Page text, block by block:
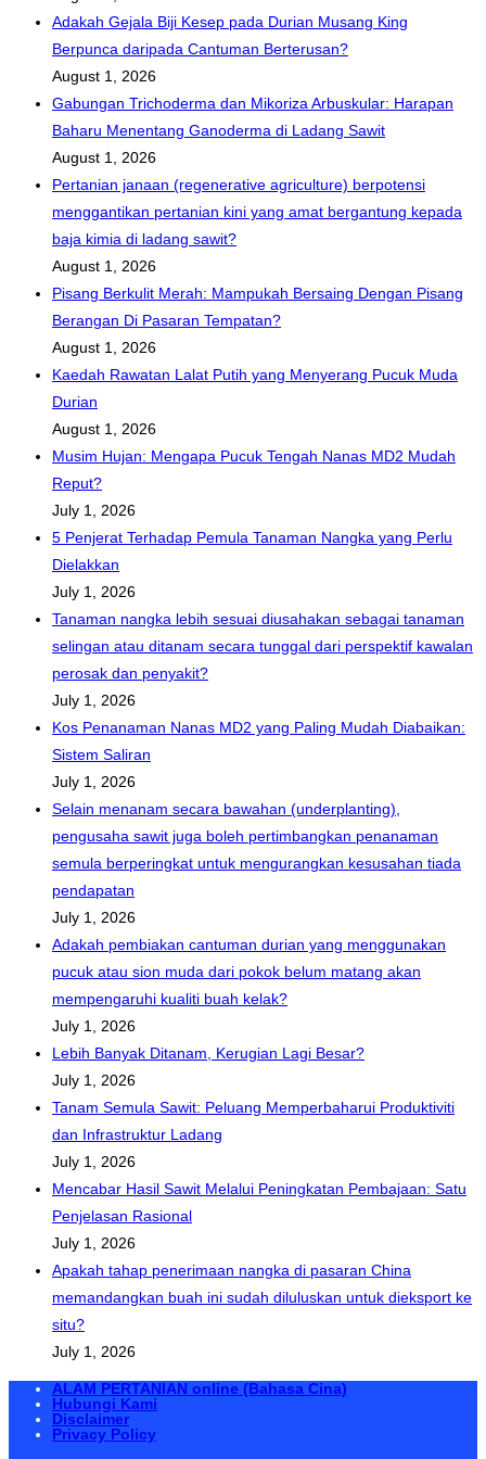
Adakah Gejala Biji Kesep pada Durian Musang King
Berpunca daripada Cantuman Berterusan?
August 1, 2026
Gabungan Trichoderma dan Mikoriza Arbuskular: Harapan
Baharu Menentang Ganoderma di Ladang Sawit
August 1, 2026
Pertanian janaan (regenerative agriculture) berpotensi
menggantikan pertanian kini yang amat bergantung kepada
baja kimia di ladang sawit?
August 1, 2026
Pisang Berkulit Merah: Mampukah Bersaing Dengan Pisang
Berangan Di Pasaran Tempatan?
August 1, 2026
Kaedah Rawatan Lalat Putih yang Menyerang Pucuk Muda
Durian
August 1, 2026
Musim Hujan: Mengapa Pucuk Tengah Nanas MD2 Mudah
Reput?
July 1, 2026
5 Penjerat Terhadap Pemula Tanaman Nangka yang Perlu
Dielakkan
July 1, 2026
Tanaman nangka lebih sesuai diusahakan sebagai tanaman
selingan atau ditanam secara tunggal dari perspektif kawalan
perosak dan penyakit?
July 1, 2026
Kos Penanaman Nanas MD2 yang Paling Mudah Diabaikan:
Sistem Saliran
July 1, 2026
Selain menanam secara bawahan (underplanting),
pengusaha sawit juga boleh pertimbangkan penanaman
semula berperingkat untuk mengurangkan kesusahan tiada
pendapatan
July 1, 2026
Adakah pembiakan cantuman durian yang menggunakan
pucuk atau sion muda dari pokok belum matang akan
mempengaruhi kualiti buah kelak?
July 1, 2026
Lebih Banyak Ditanam, Kerugian Lagi Besar?
July 1, 2026
Tanam Semula Sawit: Peluang Memperbaharui Produktiviti
dan Infrastruktur Ladang
July 1, 2026
Mencabar Hasil Sawit Melalui Peningkatan Pembajaan: Satu
Penjelasan Rasional
July 1, 2026
Apakah tahap penerimaan nangka di pasaran China
memandangkan buah ini sudah diluluskan untuk dieksport ke
situ?
July 1, 2026
ALAM PERTANIAN online (Bahasa Cina)
Hubungi Kami
Disclaimer
Privacy Policy